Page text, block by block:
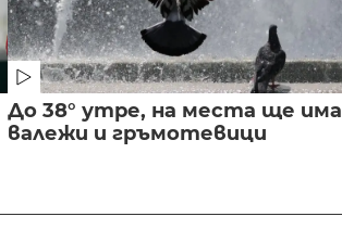
До 38° утре, на места ще има
валежи и гръмотевици